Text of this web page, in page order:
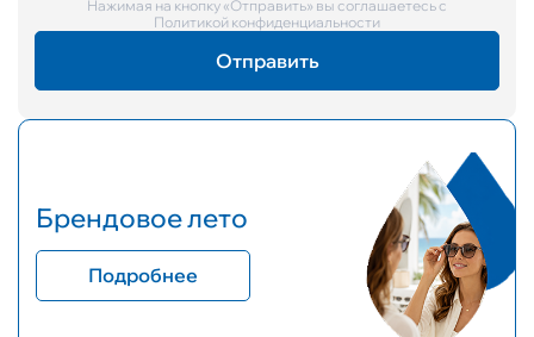
Нажимая на кнопку «Отправить» вы соглашаетесь с
Политикой конфиденциальности
Брендовое лето
Подробнее